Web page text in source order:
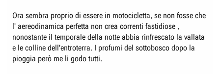
Ora sembra proprio di essere in motocicletta, se non fosse che
l' aereodinamica perfetta non crea correnti fastidiose ,
nonostante il temporale della notte abbia rinfrescato la vallata
e le colline dell'entroterra. I profumi del sottobosco dopo la
pioggia però me li godo tutti.